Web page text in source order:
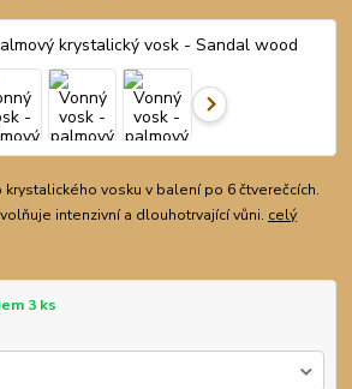
vosku v balení po 6 čtverečcích.
intenzivní a dlouhotrvající vůni. celý
3 ks